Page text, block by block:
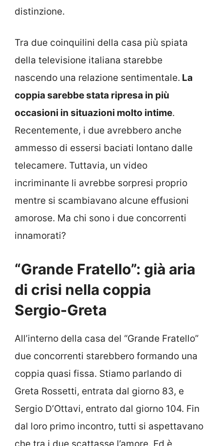
distinzione.
Tra due coinquilini della casa più spiata
della televisione italiana starebbe
nascendo una relazione sentimentale. La
coppia sarebbe stata ripresa in più
occasioni in situazioni molto intime.
Recentemente, i due avrebbero anche
ammesso di essersi baciati lontano dalle
telecamere. Tuttavia, un video
incriminante li avrebbe sorpresi proprio
mentre si scambiavano alcune effusioni
amorose. Ma chi sono i due concorrenti
innamorati?
“Grande Fratello”: già aria
di crisi nella coppia
Sergio-Greta
All’interno della casa del “Grande Fratello”
due concorrenti starebbero formando una
coppia quasi fissa. Stiamo parlando di
Greta Rossetti, entrata dal giorno 83, e
Sergio D’Ottavi, entrato dal giorno 104. Fin
dal loro primo incontro, tutti si aspettavano
che tra i due scattasse l’amore. Ed è